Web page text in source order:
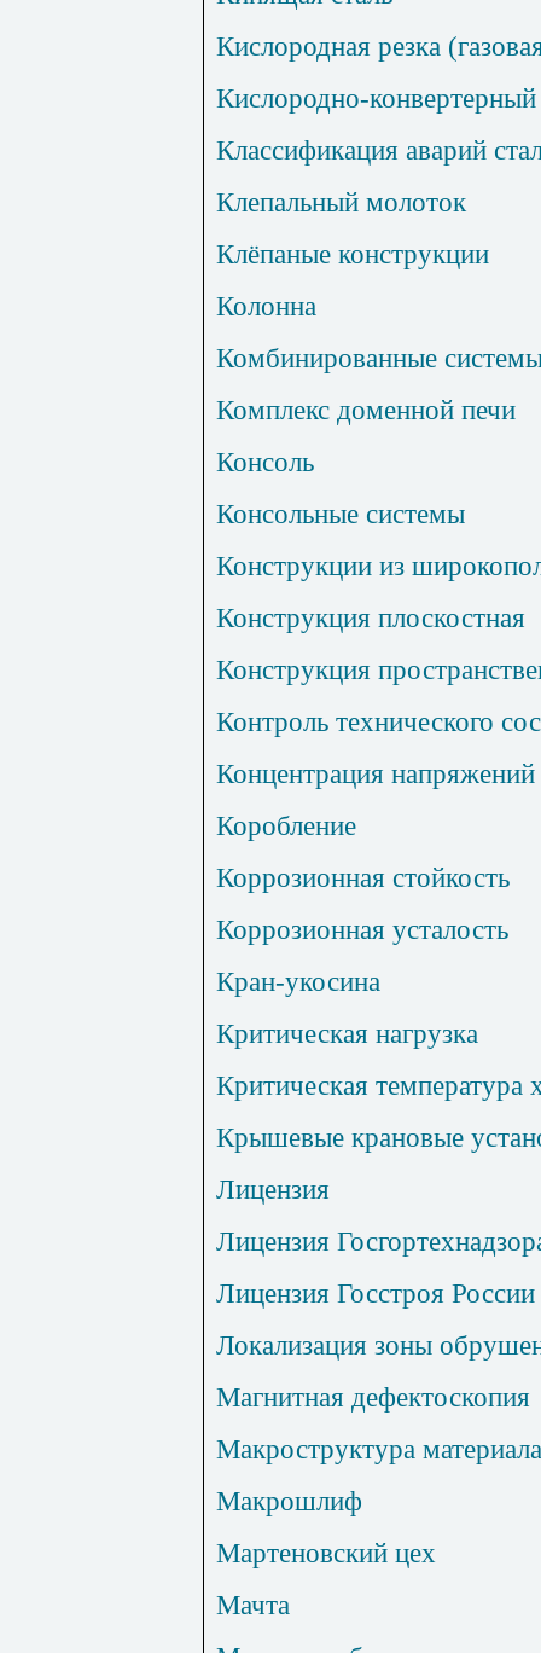
Кислородная резка
Кислородно-
Классификация аварий
Клепальный молоток
Клёпаные конструкции
Колонна
Комбинированные
Комплекс доменной печи
Консоль
Консольные системы
Конструкции из
Конструкция плоскостная
Конструкция
Контроль технического
Концентрация напряжений
Коробление
Коррозионная стойкость
Коррозионная усталость
Кран-укосина
Критическая нагрузка
Критическая температура
Крышевые крановые
Лицензия
Лицензия
Лицензия Госстроя России
Локализация зоны
Магнитная дефектоскопия
Макроструктура материала
Макрошлиф
Мартеновский цех
Мачта